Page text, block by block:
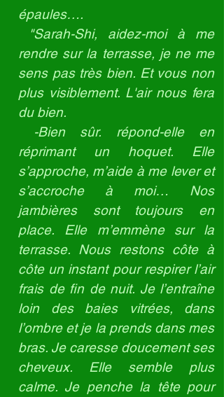
épaules….
"Sarah-Shi, aidez-moi à me
rendre sur la terrasse, je ne me
sens pas très bien. Et vous non
plus visiblement. L'air nous fera
du bien.
-Bien sûr. répond-elle en
réprimant un hoquet. Elle
s’approche, m’aide à me lever et
s’accroche à moi… Nos
jambières sont toujours en
place. Elle m’emmène sur la
terrasse. Nous restons côte à
côte un instant pour respirer l’air
frais de fin de nuit. Je l’entraîne
loin des baies vitrées, dans
l’ombre et je la prends dans mes
bras. Je caresse doucement ses
cheveux. Elle semble plus
calme. Je penche la tête pour